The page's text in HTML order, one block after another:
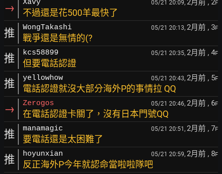
→ Xavy 05/21 20:09, 2月前 , 2F
不過還是花500羊最快了
推 WongTakashi 05/21 20:13, 2月前 , 3F
戰爭還是無情的(?
推 kcs58899 05/21 20:35, 2月前 , 4F
但要電話認證
推 yellowhow 05/21 20:43, 2月前 , 5F
電話認證就沒大部分海外P的事情拉 QQ
→ Zerogos 05/21 20:46, 2月前 , 6F
在電話認證卡關了，沒有日本門號QQ
推 manamagic 05/21 20:51, 2月前 , 7F
要電話還是太困難了
推 hoyunxian 05/21 20:59, 2月前 , 8F
反正海外P今年就認命當啦啦隊吧